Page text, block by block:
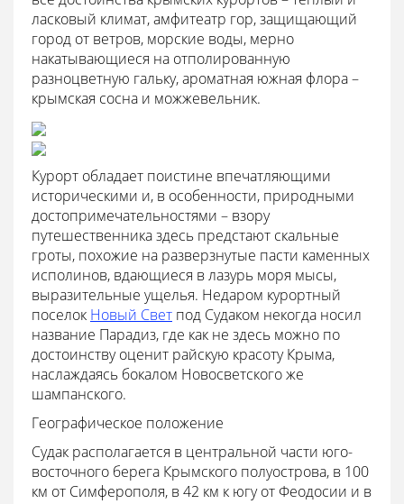
ласковый климат, амфитеатр гор, защищающий
город от ветров, морские воды, мерно
накатывающиеся на отполированную
разноцветную гальку, ароматная южная флора –
крымская сосна и можжевельник.
Курорт обладает поистине впечатляющими
историческими и, в особенности, природными
достопримечательностями – взору
путешественника здесь предстают скальные
гроты, похожие на разверзнутые пасти каменных
исполинов, вдающиеся в лазурь моря мысы,
выразительные ущелья. Недаром курортный
поселок Новый Свет под Судаком некогда носил
название Парадиз, где как не здесь можно по
достоинству оценит райскую красоту Крыма,
наслаждаясь бокалом Новосветского же
шампанского.
Географическое положение
Судак располагается в центральной части юго-
восточного берега Крымского полуострова, в 100
км от Симферополя, в 42 км к югу от Феодосии и в